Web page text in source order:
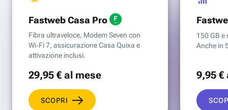
Fastweb Casa Pro
Fibra ultraveloce, Modem Seven con
Wi‑Fi 7, assicurazione Casa Quixa e
attivazione inclusi.
29,95 €al mese
SCOPRI
150 GB e
Anche in
9,95 €